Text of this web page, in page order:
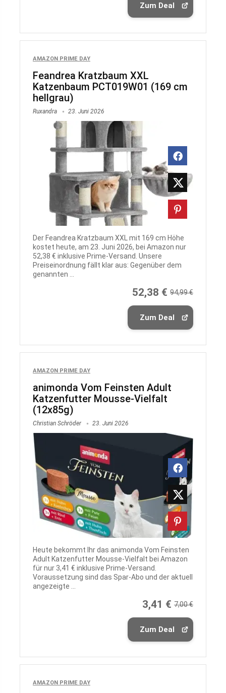
Zum Deal
AMAZON PRIME DAY
Feandrea Kratzbaum XXL
Katzenbaum PCT019W01 (169 cm
hellgrau)
Ruxandra 23. Juni 2026
Der Feandrea Kratzbaum XXL mit 169 cm Höhe
kostet heute, am 23. Juni 2026, bei Amazon nur
52,38 € inklusive Prime-Versand. Unsere
Preiseinordnung fällt klar aus: Gegenüber dem
genannten ...
52,38 € 94,99 €
Zum Deal
AMAZON PRIME DAY
animonda Vom Feinsten Adult
Katzenfutter Mousse-Vielfalt
(12x85g)
Christian Schröder 23. Juni 2026
Heute bekommt Ihr das animonda Vom Feinsten
Adult Katzenfutter Mousse-Vielfalt bei Amazon
für nur 3,41 € inklusive Prime-Versand.
Voraussetzung sind das Spar-Abo und der aktuell
angezeigte ...
3,41 € 7,00 €
Zum Deal
AMAZON PRIME DAY